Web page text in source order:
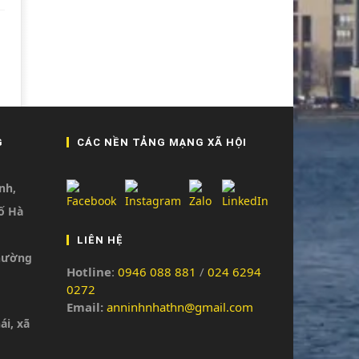
Hà
xã
CÁC NỀN TẢNG MẠNG XÃ HỘI
LIÊN HỆ
Hotline: 0946 088 881 / 024 6294
0272
Email: anninhnhathn@gmail.com